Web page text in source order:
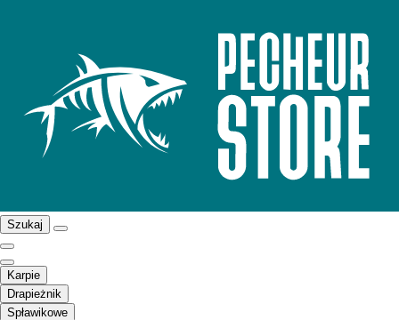
Szukaj
Karpie
Drapieżnik
Spławikowe